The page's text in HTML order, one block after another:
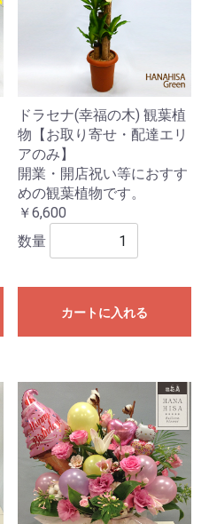
ドラセナ(幸福の木) 観葉植
物【お取り寄せ・配達エリ
アのみ】
開業・開店祝い等におすす
めの観葉植物です。
￥6,600
数量
カートに入れる